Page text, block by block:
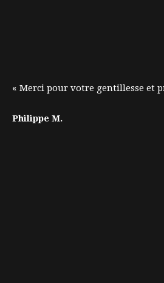
« Merci pour votre gentillesse et
Philippe M.